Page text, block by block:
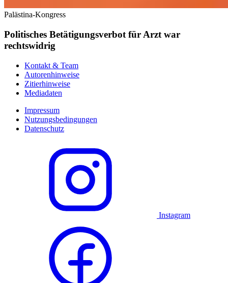
Palästina-Kongress
Politisches Betätigungsverbot für Arzt war
rechtswidrig
Kontakt & Team
Autorenhinweise
Zitierhinweise
Mediadaten
Impressum
Nutzungsbedingungen
Datenschutz
Instagram